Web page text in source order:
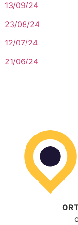
13/09/24
23/08/24
12/07/24
21/06/24